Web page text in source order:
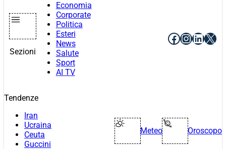
Sezioni
Economia
Corporate
Politica
Esteri
News
Salute
Sport
AI TV
Facebook
X
Tendenze
Iran
Ucraina
Ceuta
Guccini
Meteo Oroscopo